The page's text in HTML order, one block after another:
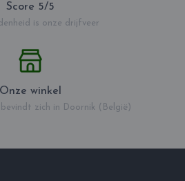
Score 5/5
is onze drijfveer
Onze winkel
zich in Doornik (België)